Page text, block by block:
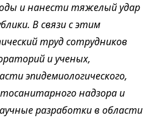
и нанести тяжелый удар
В связи с этим
труд сотрудников
и ученых,
эпидемиологического,
надзора и
разработки в области